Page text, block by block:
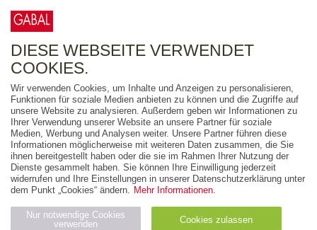
FREITEXT
AUSGABEART
AUS DER REIHE
ZUM THEMA
Neuerscheinung
Bestseller
DIESE WEBSEITE VERWENDET
COOKIES.
Wir verwenden Cookies, um Inhalte und Anzeigen zu personalisieren,
Funktionen für soziale Medien anbieten zu können und die Zugriffe auf
unsere Website zu analysieren. Außerdem geben wir Informationen zu
Ihrer Verwendung unserer Website an unsere Partner für soziale
Medien, Werbung und Analysen weiter. Unsere Partner führen diese
Informationen möglicherweise mit weiteren Daten zusammen, die Sie
ihnen bereitgestellt haben oder die sie im Rahmen Ihrer Nutzung der
Dienste gesammelt haben. Sie können Ihre Einwilligung jederzeit
widerrufen und Ihre Einstellungen in unserer Datenschutzerklärung unter
dem Punkt „Cookies“ ändern. Mehr Informationen.
Nur notwendige Cookies
verwenden
Cookies zulassen